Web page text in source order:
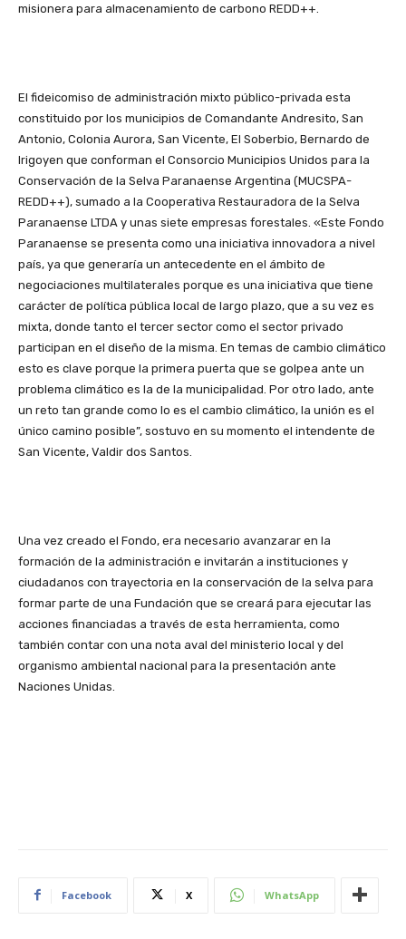
misionera para almacenamiento de carbono REDD++.
El fideicomiso de administración mixto público-privada esta
constituido por los municipios de Comandante Andresito, San
Antonio, Colonia Aurora, San Vicente, El Soberbio, Bernardo de
Irigoyen que conforman el Consorcio Municipios Unidos para la
Conservación de la Selva Paranaense Argentina (MUCSPA-
REDD++), sumado a la Cooperativa Restauradora de la Selva
Paranaense LTDA y unas siete empresas forestales. «Este Fondo
Paranaense se presenta como una iniciativa innovadora a nivel
país, ya que generaría un antecedente en el ámbito de
negociaciones multilaterales porque es una iniciativa que tiene
carácter de política pública local de largo plazo, que a su vez es
mixta, donde tanto el tercer sector como el sector privado
participan en el diseño de la misma. En temas de cambio climático
esto es clave porque la primera puerta que se golpea ante un
problema climático es la de la municipalidad. Por otro lado, ante
un reto tan grande como lo es el cambio climático, la unión es el
único camino posible”, sostuvo en su momento el intendente de
San Vicente, Valdir dos Santos.
Una vez creado el Fondo, era necesario avanzarar en la
formación de la administración e invitarán a instituciones y
ciudadanos con trayectoria en la conservación de la selva para
formar parte de una Fundación que se creará para ejecutar las
acciones financiadas a través de esta herramienta, como
también contar con una nota aval del ministerio local y del
organismo ambiental nacional para la presentación ante
Naciones Unidas.
Facebook X WhatsApp